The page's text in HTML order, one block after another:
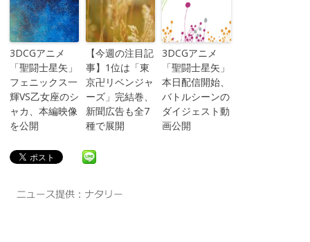
3DCGアニメ
「聖闘士星矢」
フェニックス一
輝VS乙女座のシ
ャカ、本編映像
を公開
【今週の注目記
事】1位は「東
京卍リベンジャ
ーズ」完結巻、
新聞広告も全7
種で展開
3DCGアニメ
「聖闘士星矢」
本日配信開始、
バトルシーンの
ダイジェスト動
画公開